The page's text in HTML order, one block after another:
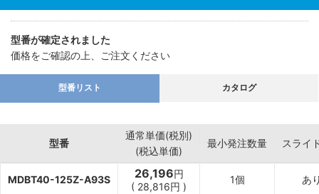
型番が確定されました
価格をご確認の上、ご注文ください
型番リスト カタログ
型番
通常単価(税別)
(税込単価)
最小発注数量 スライ
MDBT40-125Z-A93S 26,196円
( 28,816円 )
1個 あ